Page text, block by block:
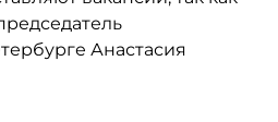
Анастасия